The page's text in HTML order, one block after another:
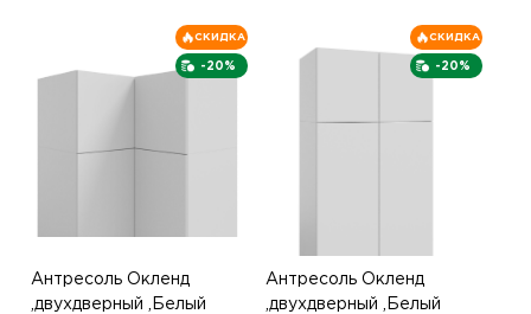
-20%
СКИДКА
Антресоль Окленд
,двухдверный ,Белый
-20%
СКИДКА
Антресоль Окленд
,двухдверный ,Белый